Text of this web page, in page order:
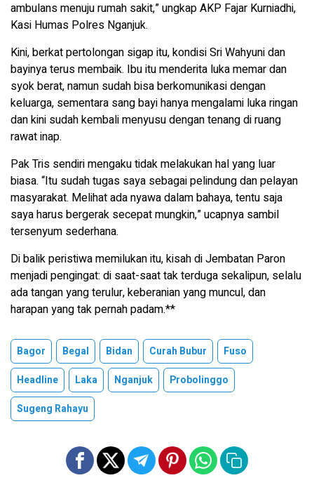
ambulans menuju rumah sakit,” ungkap AKP Fajar Kurniadhi,
Kasi Humas Polres Nganjuk.
Kini, berkat pertolongan sigap itu, kondisi Sri Wahyuni dan
bayinya terus membaik. Ibu itu menderita luka memar dan
syok berat, namun sudah bisa berkomunikasi dengan
keluarga, sementara sang bayi hanya mengalami luka ringan
dan kini sudah kembali menyusu dengan tenang di ruang
rawat inap.
Pak Tris sendiri mengaku tidak melakukan hal yang luar
biasa. “Itu sudah tugas saya sebagai pelindung dan pelayan
masyarakat. Melihat ada nyawa dalam bahaya, tentu saja
saya harus bergerak secepat mungkin,” ucapnya sambil
tersenyum sederhana.
Di balik peristiwa memilukan itu, kisah di Jembatan Paron
menjadi pengingat: di saat-saat tak terduga sekalipun, selalu
ada tangan yang terulur, keberanian yang muncul, dan
harapan yang tak pernah padam.**
Bagor Begal Bidan Curah Bubur
Fuso
Headline
Laka Nganjuk
Probolinggo
Sugeng Rahayu